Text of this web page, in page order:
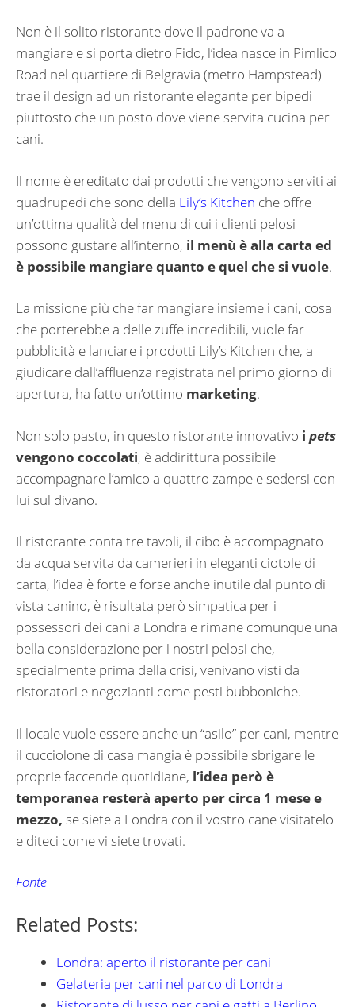
Non è il solito ristorante dove il padrone va a
mangiare e si porta dietro Fido, l’idea nasce in Pimlico
Road nel quartiere di Belgravia (metro Hampstead)
trae il design ad un ristorante elegante per bipedi
piuttosto che un posto dove viene servita cucina per
cani.
Il nome è ereditato dai prodotti che vengono serviti ai
quadrupedi che sono della Lily’s Kitchen che offre
un’ottima qualità del menu di cui i clienti pelosi
possono gustare all’interno, il menù è alla carta ed
è possibile mangiare quanto e quel che si vuole.
La missione più che far mangiare insieme i cani, cosa
che porterebbe a delle zuffe incredibili, vuole far
pubblicità e lanciare i prodotti Lily’s Kitchen che, a
giudicare dall’affluenza registrata nel primo giorno di
apertura, ha fatto un’ottimo marketing.
Non solo pasto, in questo ristorante innovativo i pets
vengono coccolati, è addirittura possibile
accompagnare l’amico a quattro zampe e sedersi con
lui sul divano.
Il ristorante conta tre tavoli, il cibo è accompagnato
da acqua servita da camerieri in eleganti ciotole di
carta, l’idea è forte e forse anche inutile dal punto di
vista canino, è risultata però simpatica per i
possessori dei cani a Londra e rimane comunque una
bella considerazione per i nostri pelosi che,
specialmente prima della crisi, venivano visti da
ristoratori e negozianti come pesti bubboniche.
Il locale vuole essere anche un “asilo” per cani, mentre
il cucciolone di casa mangia è possibile sbrigare le
proprie faccende quotidiane, l’idea però è
temporanea resterà aperto per circa 1 mese e
mezzo, se siete a Londra con il vostro cane visitatelo
e diteci come vi siete trovati.
Fonte
Related Posts:
Londra: aperto il ristorante per cani
Gelateria per cani nel parco di Londra